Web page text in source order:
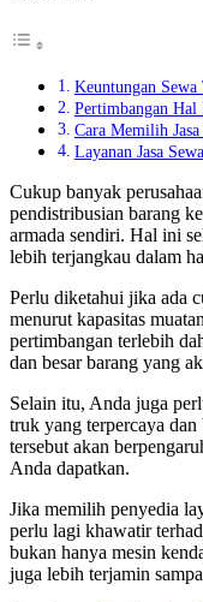
Keuntungan
Pertimbangan
Cara Memilih
Layanan Jasa
Cukup banyak
pendistribusian barang
armada sendiri. Hal ini
lebih terjangkau dalam
Perlu diketahui jika ada
menurut kapasitas
pertimbangan terlebih
dan besar barang yang
Selain itu, Anda juga
truk yang terpercaya
tersebut akan
Anda dapatkan.
Jika memilih penyedia
perlu lagi khawatir
bukan hanya mesin
juga lebih terjamin